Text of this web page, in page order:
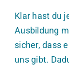
Klar hast du
Ausbildung
sicher, dass
uns gibt.